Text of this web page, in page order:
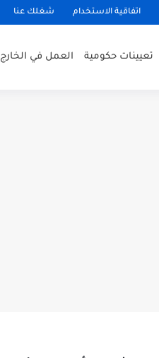
اتفاقية الاستخدام شغلك عنا
تعيينات حكومية العمل في الخارج